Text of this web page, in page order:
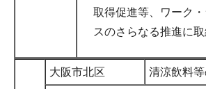
取得促進等、ワーク
スのさらなる推進に取
大阪市北区 清涼飲料